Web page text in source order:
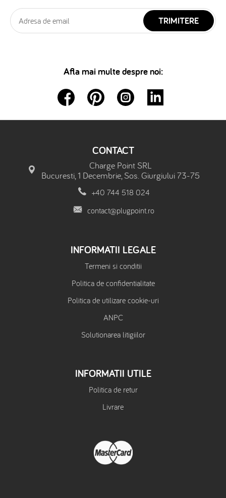
TRIMITERE
Afla mai multe despre noi:
CONTACT
Charge Point SRL
Bucuresti, 1 Decembrie, Sos. Giurgiului 73-75
+40 744 518 024
contact@plugpoint.ro
INFORMATII LEGALE
Termeni si conditii
Politica de confidentialitate
Politica de utilizare cookie-uri
ANPC
Solutionarea litigiilor
INFORMATII UTILE
Politica de retur
Livrare